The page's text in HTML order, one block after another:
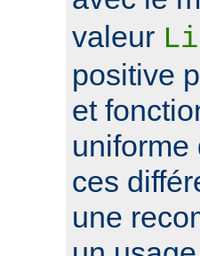
valeur
positive
et
uniforme
ces
une